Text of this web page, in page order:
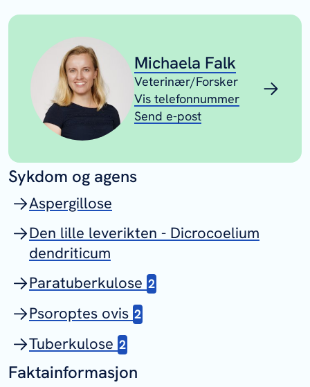
Michaela Falk
Veterinær/Forsker
Vis telefonnummer
Send e-post
Sykdom og agens
Aspergillose
Den lille leverikten - Dicrocoelium
dendriticum
Paratuberkulose 2
Psoroptes ovis 2
Tuberkulose 2
Faktainformasjon